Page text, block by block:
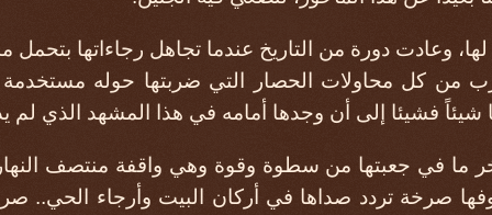
وعادت دورة من التاريخ عندما تجاهل رجاءاتها بتحمل
من كل محاولات الحصار التي ضربتها حوله مستخدمة
شيئاً فشيئا إلى أن وجدها أمامه في هذا المشهد الذي لم
ما في جعبتها من سطوة وقوة وهي واقفة منتصف النهار
صرخة تردد صداها في أركان البيت وأرجاء الحي..